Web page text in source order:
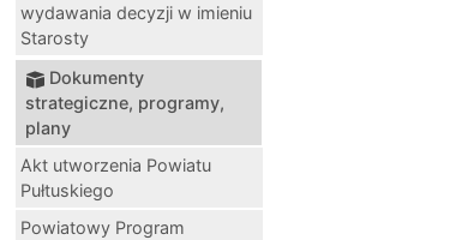
wydawania decyzji w imieniu
Starosty
Dokumenty
strategiczne, programy,
plany
Akt utworzenia Powiatu
Pułtuskiego
Powiatowy Program